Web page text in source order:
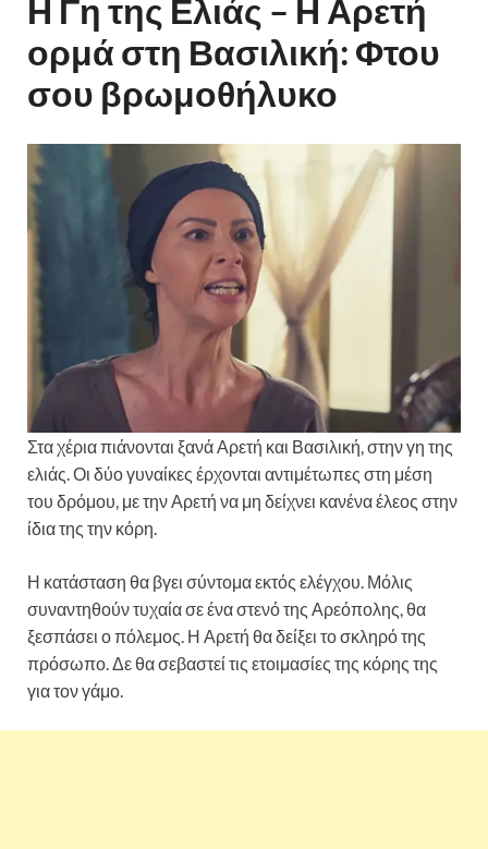
Η Γη της Ελιάς – Η Αρετή
ορμά στη Βασιλική: Φτου
σου βρωμοθήλυκο
Στα χέρια πιάνονται ξανά Αρετή και Βασιλική, στην γη της
ελιάς. Οι δύο γυναίκες έρχονται αντιμέτωπες στη μέση
του δρόμου, με την Αρετή να μη δείχνει κανένα έλεος στην
ίδια της την κόρη.
Η κατάσταση θα βγει σύντομα εκτός ελέγχου. Μόλις
συναντηθούν τυχαία σε ένα στενό της Αρεόπολης, θα
ξεσπάσει ο πόλεμος. Η Αρετή θα δείξει το σκληρό της
πρόσωπο. Δε θα σεβαστεί τις ετοιμασίες της κόρης της
για τον γάμο.